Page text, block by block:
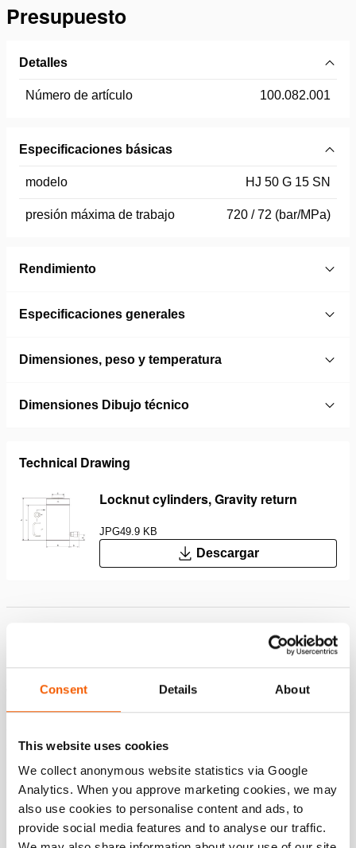
Consent Details About
This website uses cookies
We collect anonymous website statistics via Google
Analytics. When you approve marketing cookies, we may
also use cookies to personalise content and ads, to
provide social media features and to analyse our traffic.
Presupuesto
Detalles
Número de artículo 100.082.001
Especificaciones básicas
modelo HJ 50 G 15 SN
presión máxima de trabajo 720 / 72 (bar/MPa)
Rendimiento
Especificaciones generales
Dimensiones, peso y temperatura
Dimensiones Dibujo técnico
Technical Drawing
Locknut cylinders, Gravity return
JPG49.9 KB
Descargar
Bloqueo mecánico de la carga; forma segura de trabajar
con carga sostenida
Se pueden utilizar en cualquier posición
sustituir por silleta inclinable
Descargas
Safety Guide – Hydraulic hoses & couplers